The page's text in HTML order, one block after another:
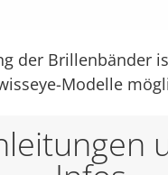
der Brillenbänder
Modelle